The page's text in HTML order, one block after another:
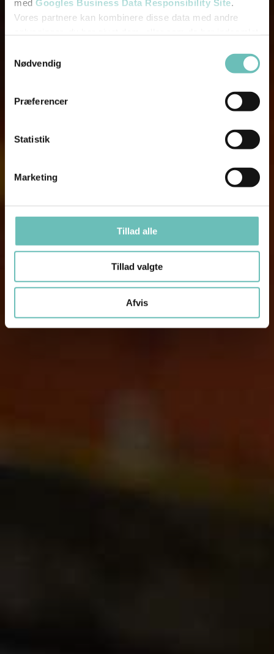
med Googles Business Data Responsibility Site.
Vores partnere kan kombinere disse data med andre
Nødvendig
Præferencer
Statistik
Marketing
Tillad alle
Tillad valgte
Afvis